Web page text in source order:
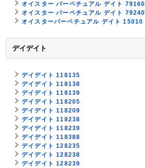
オイスター パーペチュアル デイト 79160
オイスター パーペチュアル デイト 79240
オイスターパーペチュアル デイト 15010
デイデイト
デイデイト 118135
デイデイト 118138
デイデイト 118139
デイデイト 118205
デイデイト 118209
デイデイト 118238
デイデイト 118239
デイデイト 118388
デイデイト 128235
デイデイト 128238
デイデイト 128239